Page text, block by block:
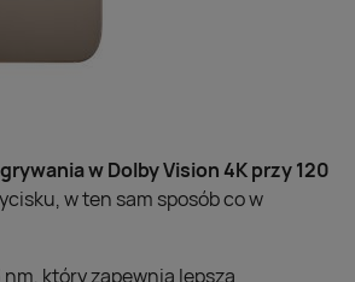
w Dolby Vision 4K przy 120
w ten sam sposób co w
który zapewnia lepszą